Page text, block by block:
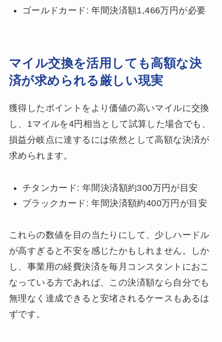
ゴールドカード: 年間決済額1,466万円が必要
マイル交換を活用しても高額な決
済が求められる厳しい現実
獲得したポイントをより価値の高いマイルに交換
し、1マイルを4円相当として試算した場合でも、
損益分岐点に達するには依然として高額な決済が
求められます。
チタンカード: 年間決済額約300万円が目安
ブラックカード: 年間決済額約400万円が目安
これらの数値を目の当たりにして、少しハードル
が高すぎると不安を感じたかもしれません。しか
し、事業用の経費決済を毎月コンスタントにおこ
なっている方であれば、この決済額なら自分でも
無理なく達成できると安堵されるケースもあるは
ずです。